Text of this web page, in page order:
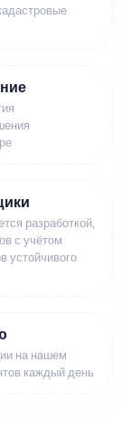
разработкой,
с учётом
устойчивого
на нашем
каждый день